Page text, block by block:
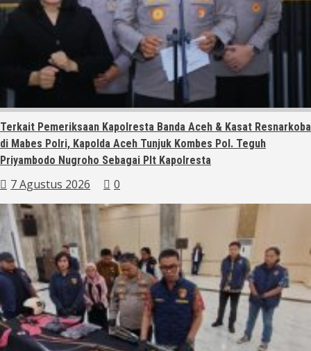
Terkait Pemeriksaan Kapolresta Banda Aceh & Kasat Resnarkoba
di Mabes Polri, Kapolda Aceh Tunjuk Kombes Pol. Teguh
Priyambodo Nugroho Sebagai Plt Kapolresta
7 Agustus 2026 0